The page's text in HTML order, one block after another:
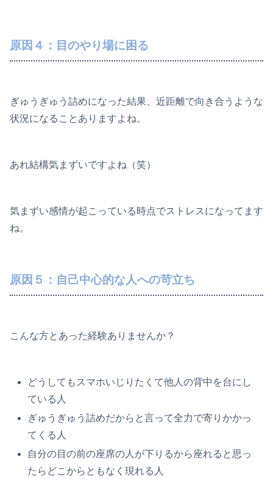
原因４：目のやり場に困る
ぎゅうぎゅう詰めになった結果、近距離で向き合うような
状況になることありますよね。
あれ結構気まずいですよね（笑）
気まずい感情が起こっている時点でストレスになってます
ね。
原因５：自己中心的な人への苛立ち
こんな方とあった経験ありませんか？
どうしてもスマホいじりたくて他人の背中を台にし
ている人
ぎゅうぎゅう詰めだからと言って全力で寄りかかっ
てくる人
自分の目の前の座席の人が下りるから座れると思っ
たらどこからともなく現れる人